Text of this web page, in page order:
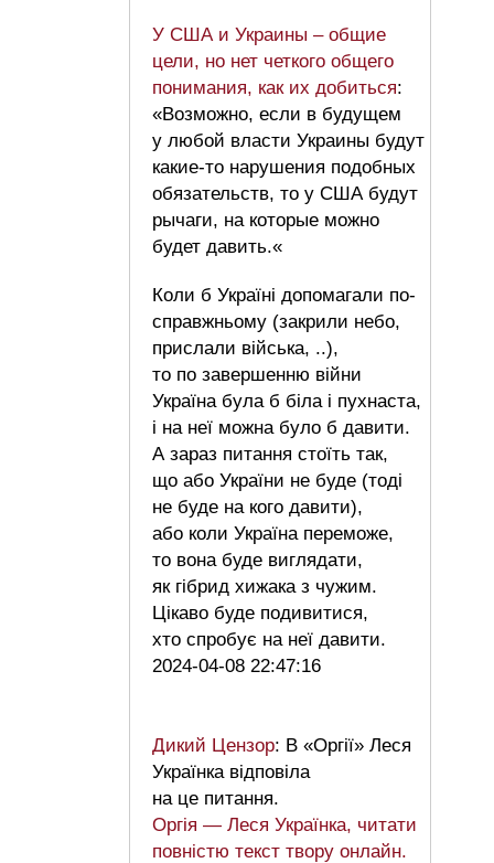
У США и Украины – общие
цели, но нет четкого общего
понимания, как их добиться:
«Возможно, если в будущем
у любой власти Украины будут
какие-то нарушения подобных
обязательств, то у США будут
рычаги, на которые можно
будет давить.«
Коли б Україні допомагали по-
справжньому (закрили небо,
прислали війська, ..),
то по завершенню війни
Україна була б біла і пухнаста,
і на неї можна було б давити.
А зараз питання стоїть так,
що або України не буде (тоді
не буде на кого давити),
або коли Україна переможе,
то вона буде виглядати,
як гібрид хижака з чужим.
Цікаво буде подивитися,
хто спробує на неї давити.
2024-04-08 22:47:16
Дикий Цензор: В «Оргії» Леся
Українка відповіла
на це питання.
Оргія — Леся Українка, читати
повністю текст твору онлайн.